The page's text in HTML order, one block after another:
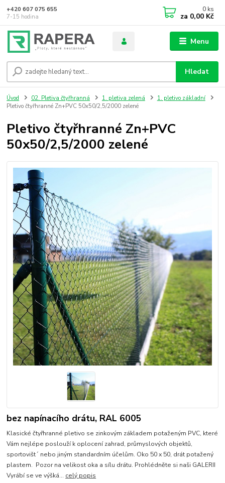
Menu
Hledat
+420 607 075 655
7-15 hodina
0 ks
za 0,00 Kč
Úvod 02. Pletiva čtyřhranná 1. pletiva zelená
1. pletivo základní
Pletivo čtyřhranné Zn+PVC 50x50/2,5/2000 zelené
Pletivo čtyřhranné Zn+PVC
50x50/2,5/2000 zelené
bez napínacího drátu, RAL 6005
Klasické čtyřhranné pletivo se zinkovým základem potaženým PVC, které
Vám nejlépe poslouží k oplocení zahrad, průmyslových objektů,
sportovišt´ nebo jiným standardním účelům. Oko 50 x 50, drát potažený
plastem. Pozor na velikost oka a sílu drátu. Prohlédněte si naši GALERII
Vyrábí se ve výšká... celý popis